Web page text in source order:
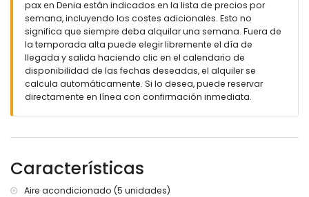
baño con doble lavabo, ducha, inodoro y secador de pelo
Exterior de la villa
parcela grande y cerrada
piscina privada de 10m x 5m y 2m de profundidad
jardín con grava, árboles y mobiliario de jardín con
tumbonas
2 plazas de aparcamiento cubiertas privadas y 4 plazas
de aparcamiento privadas
terraza en la azotea
pax en Denia están indicados en la lista de precios por
semana, incluyendo los costes adicionales. Esto no
significa que siempre deba alquilar una semana. Fuera de
la temporada alta puede elegir libremente el día de
llegada y salida haciendo clic en el calendario de
disponibilidad de las fechas deseadas, el alquiler se
calcula automáticamente. Si lo desea, puede reservar
directamente en línea con confirmación inmediata.
Características
Aire acondicionado (5 unidades)